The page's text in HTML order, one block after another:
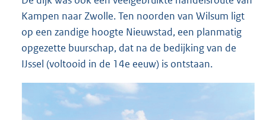
Kampen naar Zwolle. Ten noorden van Wilsum ligt
op een zandige hoogte Nieuwstad, een planmatig
opgezette buurschap, dat na de bedijking van de
IJssel (voltooid in de 14e eeuw) is ontstaan.